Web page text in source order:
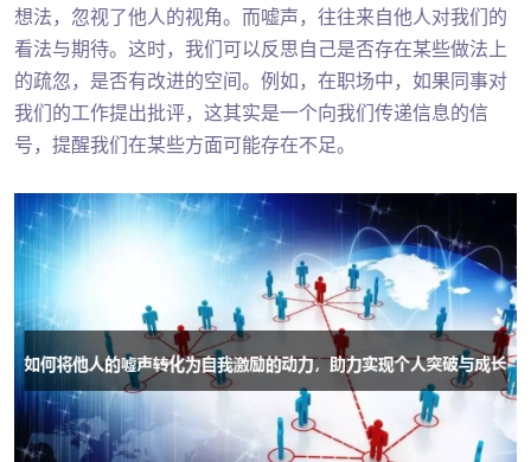
想法，忽视了他人的视角。而嘘声，往往来自他人对我们的
看法与期待。这时，我们可以反思自己是否存在某些做法上
的疏忽，是否有改进的空间。例如，在职场中，如果同事对
我们的工作提出批评，这其实是一个向我们传递信息的信
号，提醒我们在某些方面可能存在不足。